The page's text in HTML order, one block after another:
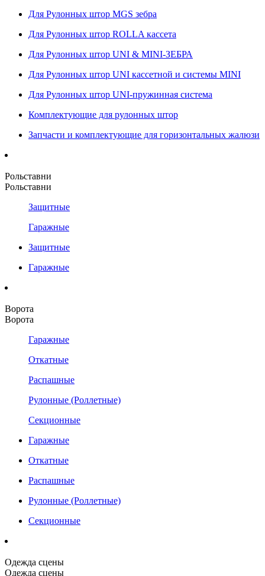
Для Рулонных штор MGS зебра
Для Рулонных штор ROLLA кассета
Для Рулонных штор UNI & MINI-ЗЕБРА
Для Рулонных штор UNI кассетной и системы MINI
Для Рулонных штор UNI-пружинная система
Комплектующие для рулонных штор
Запчасти и комплектующие для горизонтальных жалюзи
Рольставни
Рольставни
Защитные
Гаражные
Защитные
Гаражные
Ворота
Ворота
Гаражные
Откатные
Распашные
Рулонные (Роллетные)
Секционные
Гаражные
Откатные
Распашные
Рулонные (Роллетные)
Секционные
Одежда сцены
Одежда сцены